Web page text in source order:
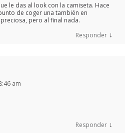
le das al look con la camiseta. Hace
de coger una también en
pero al final nada.
Responder ↓
am
Responder ↓